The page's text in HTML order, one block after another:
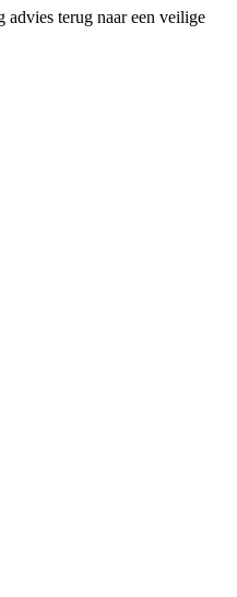
advies terug naar een veilige